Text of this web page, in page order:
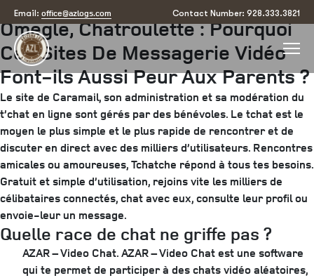
Email: office@azlogs.com Contact Number: 928.333.3821
Posted
on
June 15, 2025June 17, 2025 arizona
Omegle, Chatroulette : Pourquoi
Ces Sites De Messagerie Vidéo
Font-ils Aussi Peur Aux Parents ?
Le site de Caramail, son administration et sa modération du
t’chat en ligne sont gérés par des bénévoles. Le tchat est le
moyen le plus simple et le plus rapide de rencontrer et de
discuter en direct avec des milliers d’utilisateurs. Rencontres
amicales ou amoureuses, Tchatche répond à tous tes besoins.
Gratuit et simple d’utilisation, rejoins vite les milliers de
célibataires connectés, chat avec eux, consulte leur profil ou
envoie-leur un message.
Quelle race de chat ne griffe pas ?
AZAR – Video Chat. AZAR – Video Chat est une software
qui te permet de participer à des chats vidéo aléatoires,